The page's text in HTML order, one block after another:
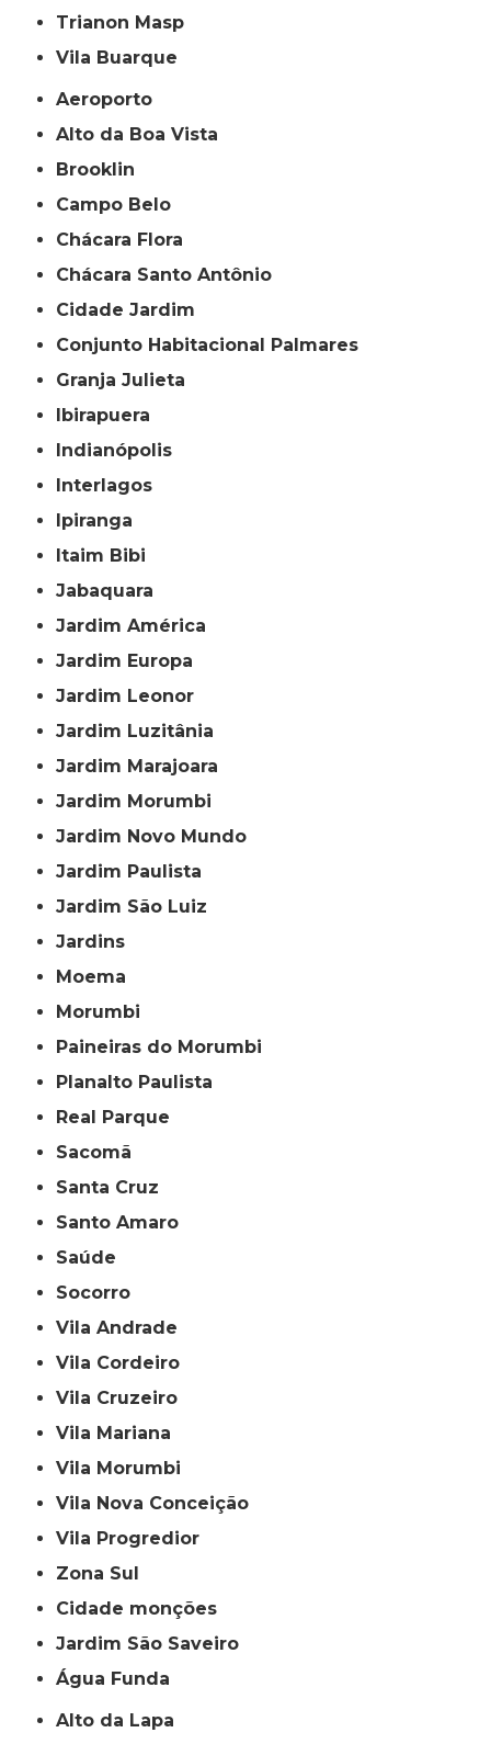
Trianon Masp
Vila Buarque
Aeroporto
Alto da Boa Vista
Brooklin
Campo Belo
Chácara Flora
Chácara Santo Antônio
Cidade Jardim
Conjunto Habitacional Palmares
Granja Julieta
Ibirapuera
Indianópolis
Interlagos
Ipiranga
Itaim Bibi
Jabaquara
Jardim América
Jardim Europa
Jardim Leonor
Jardim Luzitânia
Jardim Marajoara
Jardim Morumbi
Jardim Novo Mundo
Jardim Paulista
Jardim São Luiz
Jardins
Moema
Morumbi
Paineiras do Morumbi
Planalto Paulista
Real Parque
Sacomã
Santa Cruz
Santo Amaro
Saúde
Socorro
Vila Andrade
Vila Cordeiro
Vila Cruzeiro
Vila Mariana
Vila Morumbi
Vila Nova Conceição
Vila Progredior
Zona Sul
cidade monções
jardim São Saveiro
Água Funda
Alto da Lapa